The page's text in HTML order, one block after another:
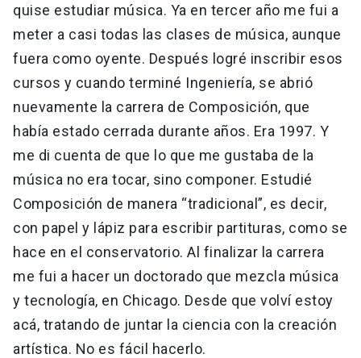
quise estudiar música. Ya en tercer año me fui a
meter a casi todas las clases de música, aunque
fuera como oyente. Después logré inscribir esos
cursos y cuando terminé Ingeniería, se abrió
nuevamente la carrera de Composición, que
había estado cerrada durante años. Era 1997. Y
me di cuenta de que lo que me gustaba de la
música no era tocar, sino componer. Estudié
Composición de manera “tradicional”, es decir,
con papel y lápiz para escribir partituras, como se
hace en el conservatorio. Al finalizar la carrera
me fui a hacer un doctorado que mezcla música
y tecnología, en Chicago. Desde que volví estoy
acá, tratando de juntar la ciencia con la creación
artística. No es fácil hacerlo.